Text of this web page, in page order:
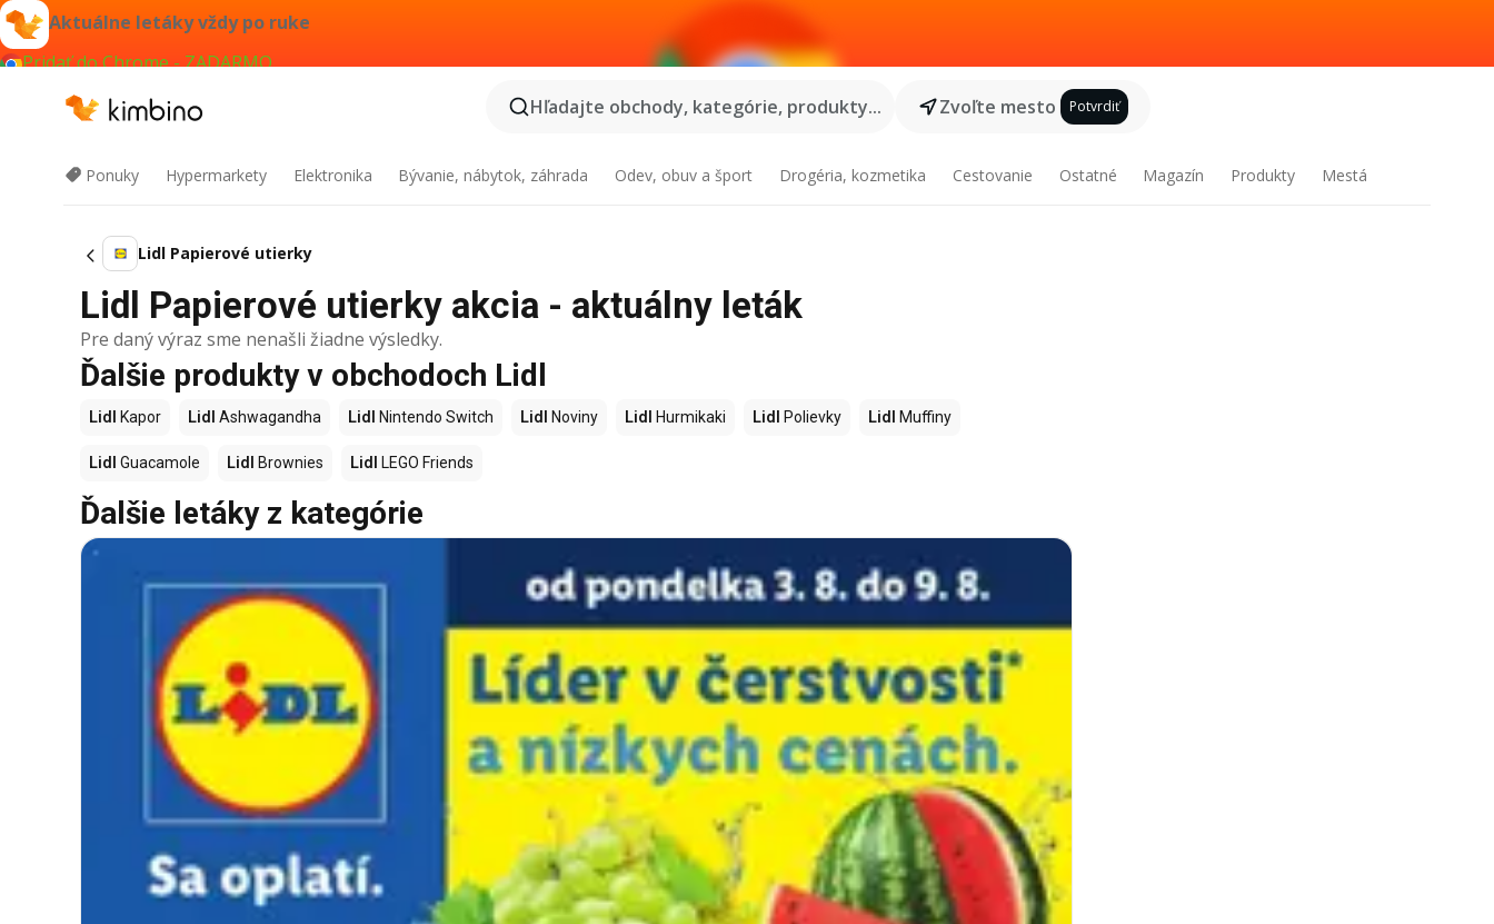
Aktuálne letáky vždy po ruke
Pridať do Chrome - ZADARMO
Hľadajte obchody, kategórie, produkty...
Zvoľte mesto Potvrdiť
Ponuky Hypermarkety Elektronika Bývanie, nábytok, záhrada Odev, obuv a šport Drogéria, kozmetika Cestovanie Ostatné Magazín Produkty Mestá
Lidl Papierové utierky
Lidl Papierové utierky akcia - aktuálny leták
Pre daný výraz sme nenašli žiadne výsledky.
Ďalšie produkty v obchodoch Lidl
Lidl Kapor Lidl Ashwagandha Lidl Nintendo Switch Lidl Noviny Lidl Hurmikaki Lidl Polievky Lidl Muffiny
Lidl Guacamole Lidl Brownies Lidl LEGO Friends
Ďalšie letáky z kategórie